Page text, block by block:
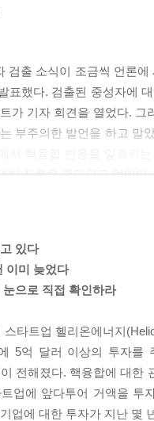
검출 소식이 조금씩 언론
표했다. 검출된 중성자에
가 기자 회견을 열었다.
부주의한 발언을 하고 말
한 지원은 중단되고 말았다.
렸다. 여기에는 핵융합이
련 과학 아카데미의 대
Arrangement)’로
40만 암페어였고, 축 방향
플라즈마의 불안정성과
있다
이미 늦었다
으로 직접 확인하라
스타트업 헬리온에너지
5억 달러 이상의 투자를
전해졌다. 핵융합에 대한
업에 앞다투어 거액을 투
업에 대한 투자가 지난 몇